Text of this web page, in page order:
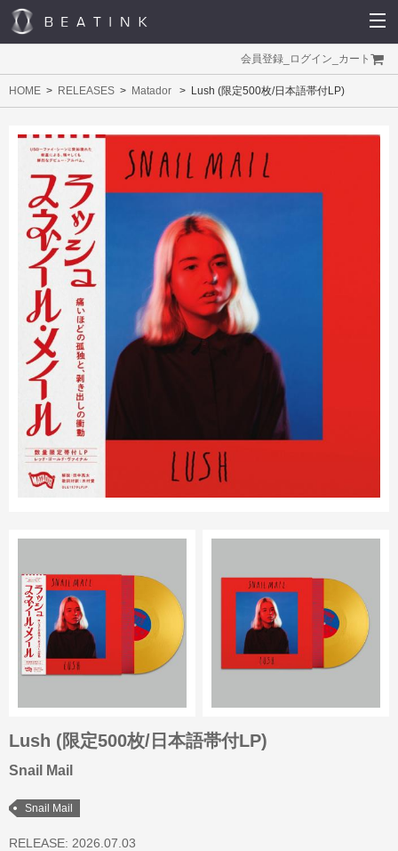
会員登録 ログイン カート
HOME RELEASES Matador Lush (限定500枚/日本語帯付LP)
Lush (限定500枚/日本語帯付LP)
Snail Mail
Snail Mail
RELEASE: 2026.07.03